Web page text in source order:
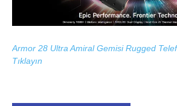
Armor 28 Ultra Amiral Gemisi Rugged
Tıklayın